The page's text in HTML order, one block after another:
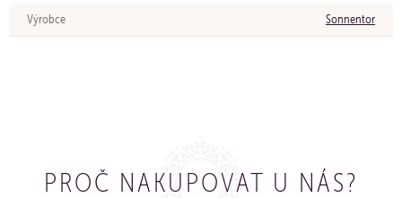
Výrobce Sonnentor
PROČ NAKUPOVAT U NÁS?